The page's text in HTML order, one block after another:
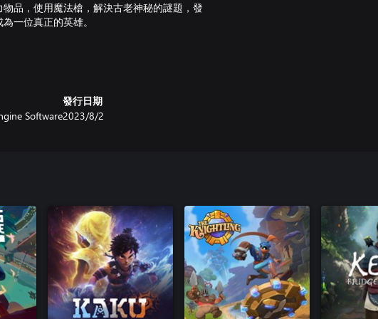
品，使用魔法槍，解決古老神秘的謎題，發
一位真正的英雄。
Software
發行日期
2023/8/2